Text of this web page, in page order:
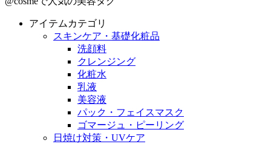
アイテムカテゴリ
スキンケア・基礎化粧品
洗顔料
クレンジング
化粧水
乳液
美容液
パック・フェイスマスク
ゴマージュ・ピーリング
日焼け対策・UVケア